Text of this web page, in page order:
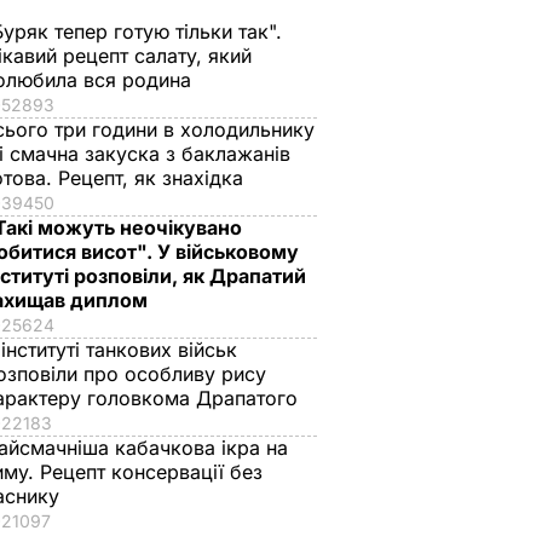
Наслідки вибуху
будинку в Іжевську.
Відео
9 листопада, 17.52 СВІТ
тепер готую тільки так".
рецепт салату, який
вся родина
52893
три години в холодильнику
смачна закуска з баклажанів
Рецепт, як знахідка
39450
можуть неочікувано
висот". У військовому
розповіли, як Драпатий
диплом
25624
танкових військ
про особливу рису
головкома Драпатого
22183
кабачкова ікра на
Рецепт консервації без
21097